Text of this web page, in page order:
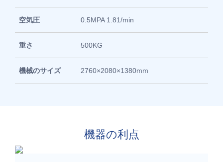
空気圧 0.5MPA 1.81/min
重さ 500KG
機械のサイズ 2760×2080×1380mm
機器の利点